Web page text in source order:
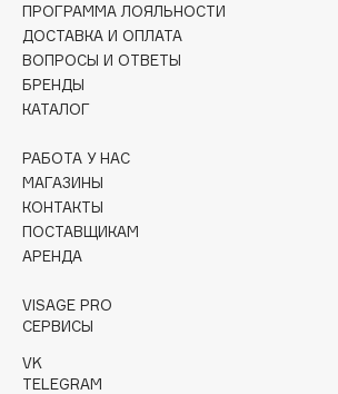
CosRX
Cottolina
Crescina
Curaprox
D
DABO
Darphin
ПРОГРАММА ЛОЯЛЬНОСТИ
ДОСТАВКА И ОПЛАТА
ВОПРОСЫ И ОТВЕТЫ
БРЕНДЫ
КАТАЛОГ
РАБОТА У НАС
МАГАЗИНЫ
КОНТАКТЫ
ПОСТАВЩИКАМ
АРЕНДА
VISAGE PRO
СЕРВИСЫ
VK
TELEGRAM